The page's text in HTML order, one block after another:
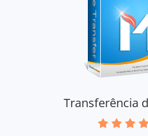
Transferência